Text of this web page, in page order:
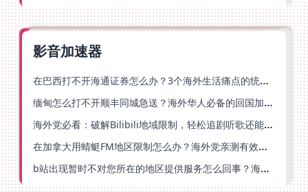
影音加速器
在巴西打不开海通证券怎么办？3个海外生活痛点的统一解决方案
缅甸怎么打不开顺丰同城急送？海外华人必备的回国加速指南（附B站会员游戏解决方案）
海外党必看：破解Bilibili地域限制，轻松追剧听歌还能流畅理财的实用指南
在加拿大用蜻蜓FM地区限制怎么办？海外党亲测有效的回国加速方案
b站出现暂时不对您所在的地区提供服务怎么回事？海外党亲测有效的回国加速方案